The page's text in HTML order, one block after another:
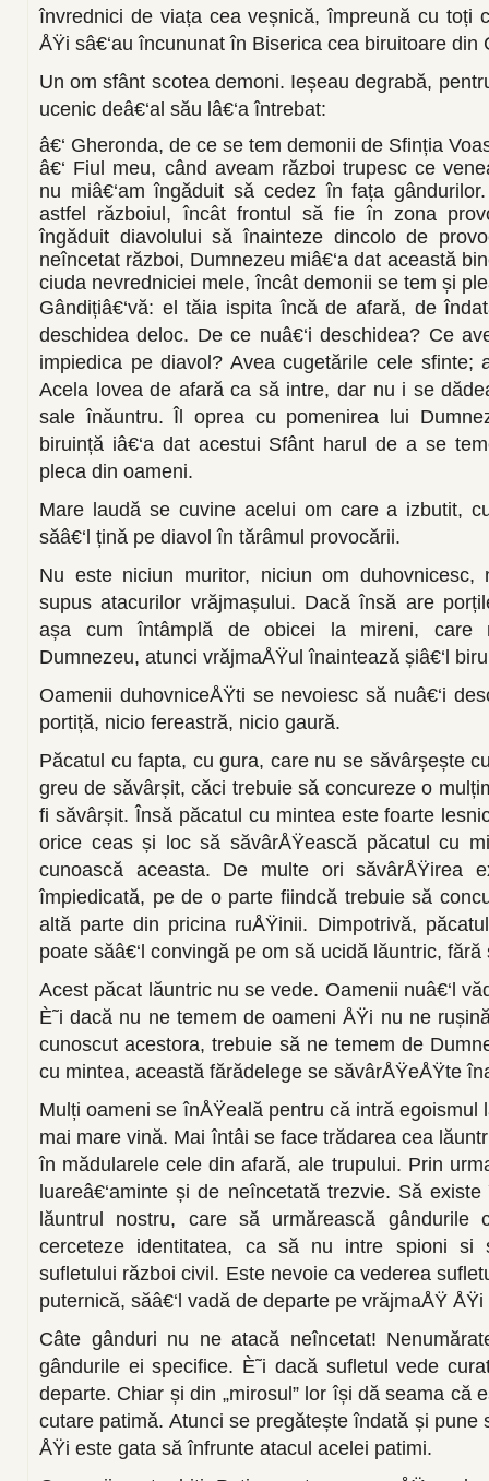
învrednici de viața cea veșnică, împreună cu toți
ÅŸi sâ€‘au încununat în Biserica cea biruitoare din
Un om sfânt scotea demoni. Ieșeau degrabă,
ucenic deâ€‘al său lâ€‘a întrebat:
â€‘ Gheronda, de ce se tem demonii de Sfinția
â€‘ Fiul meu, când aveam război trupesc ce
nu miâ€‘am îngăduit să cedez în fața
astfel războiul, încât frontul să fie în zona
îngăduit diavolului să înainteze dincolo de
neîncetat război, Dumnezeu miâ€‘a dat această
ciuda nevredniciei mele, încât demonii se tem și
Gândițiâ€‘vă: el tăia ispita încă de afară, de
deschidea deloc. De ce nuâ€‘i deschidea? Ce
impiedica pe diavol? Avea cugetările cele sfinte;
Acela lovea de afară ca să intre, dar nu i se
sale înăuntru. Îl oprea cu pomenirea lui
biruință iâ€‘a dat acestui Sfânt harul de a se
pleca din oameni.
Mare laudă se cuvine acelui om care a izbutit,
săâ€‘l țină pe diavol în tărâmul provocării.
Nu este niciun muritor, niciun om
supus atacurilor vrăjmașului. Dacă însă are
așa cum întâmplă de obicei la mireni, care
Dumnezeu, atunci vrăjmaÅŸul înaintează șiâ€‘l
Oamenii duhovniceÅŸti se nevoiesc să nuâ€‘i
portiță, nicio fereastră, nicio gaură.
Păcatul cu fapta, cu gura, care nu se săvârșește
greu de săvârșit, căci trebuie să concureze o
fi săvârșit. Însă păcatul cu mintea este foarte
orice ceas și loc să săvârÅŸească păcatul cu
cunoască aceasta. De multe ori săvârÅŸirea
împiedicată, pe de o parte fiindcă trebuie să
altă parte din pricina ruÅŸinii. Dimpotrivă,
poate săâ€‘l convingă pe om să ucidă lăuntric,
Acest păcat lăuntric nu se vede. Oamenii nuâ€‘l
È˜i dacă nu ne temem de oameni ÅŸi nu ne
cunoscut acestora, trebuie să ne temem de
cu mintea, această fărădelege se săvârÅŸeÅŸte
Mulți oameni se înÅŸeală pentru că intră egoismul
mai mare vină. Mai întâi se face trădarea cea
în mădularele cele din afară, ale trupului. Prin
luareâ€‘aminte și de neîncetată trezvie. Să
lăuntrul nostru, care să urmărească
cerceteze identitatea, ca să nu intre spioni si
sufletului război civil. Este nevoie ca vederea
puternică, săâ€‘l vadă de departe pe vrăjmaÅŸ
Câte gânduri nu ne atacă neîncetat!
gândurile ei specifice. È˜i dacă sufletul vede
departe. Chiar și din „mirosul” lor își dă seama că
cutare patimă. Atunci se pregătește îndată și pune
ÅŸi este gata să înfrunte atacul acelei patimi.